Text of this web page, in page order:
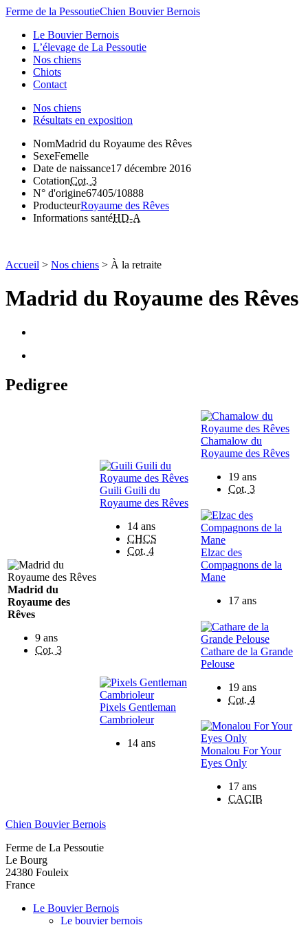
Ferme de la PessoutieChien Bouvier Bernois
Le Bouvier Bernois
L’élevage de La Pessoutie
Nos chiens
Chiots
Contact
Nos chiens
Résultats en exposition
NomMadrid du Royaume des Rêves
SexeFemelle
Date de naissance17 décembre 2016
CotationCot. 3
N° d'origine67405/10888
ProducteurRoyaume des Rêves
Informations santéHD-A
Accueil > Nos chiens > À la retraite
Madrid du Royaume des Rêves
Pedigree
Madrid du
Royaume des
Rêves
9 ans
Cot. 3
Guili Guili du
Royaume des Rêves
14 ans
CHCS
Cot. 4
Chamalow du
Royaume des Rêves
19 ans
Cot. 3
Elzac des
Compagnons de la
Mane
17 ans
Pixels Gentleman
Cambrioleur
14 ans
Cathare de la Grande
Pelouse
19 ans
Cot. 4
Monalou For Your
Eyes Only
17 ans
CACIB
Chien Bouvier Bernois
Ferme de La Pessoutie
Le Bourg
24380 Fouleix
France
Le Bouvier Bernois
Le bouvier bernois